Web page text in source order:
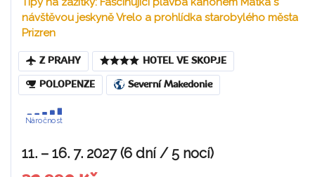
návštěvou jeskyně Vrelo a prohlídka starobylého města
Prizren
Z PRAHY HOTEL VE SKOPJE
POLOPENZE Severní Makedonie
Náročnost
11. – 16. 7. 2027 (6 dní / 5 nocí)